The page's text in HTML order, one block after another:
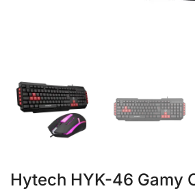
Hytech HYK-46 Gamy